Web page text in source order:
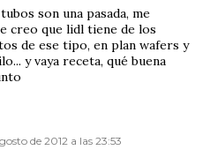
son una pasada, me
creo que lidl tiene de los
de ese tipo, en plan wafers y
y vaya receta, qué buena
de 2012 a las 23:53